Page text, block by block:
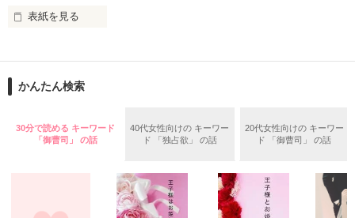
「な、なんで…」
この先一体、どうなるの？！
コメディ風味の、甘・辛・切。
俺を呼ぶ一人の生徒。
なのに、
癒される俺がいる…
表紙を見る
俺様シリーズ第４作品目!!
「会計お願いします。」
知的でカッコイイけと憧れの存在。
かんたん検索
30分で読める キーワード
「御曹司」 の話
40代女性向けの キーワー
ド 「独占欲」 の話
20代女性向けの キーワー
ド 「御曹司」 の話